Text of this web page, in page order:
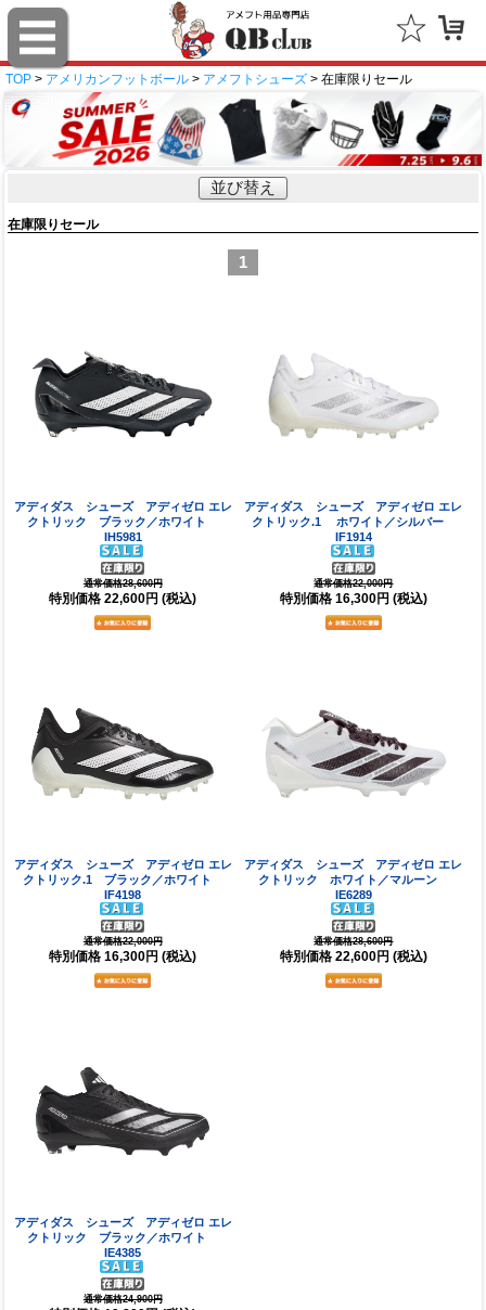
TOP > アメリカンフットボール > アメフトシューズ > 在庫限りセール
並び替え
在庫限りセール
1
アディダス シューズ アディゼロ エレ
クトリック ブラック／ホワイト
IH5981
通常価格28,600円
特別価格 22,600円 (税込)
アディダス シューズ アディゼロ エレ
クトリック.1 ホワイト／シルバー
IF1914
通常価格22,000円
特別価格 16,300円 (税込)
アディダス シューズ アディゼロ エレ
クトリック.1 ブラック／ホワイト
IF4198
通常価格22,000円
特別価格 16,300円 (税込)
アディダス シューズ アディゼロ エレ
クトリック ホワイト／マルーン
IE6289
通常価格28,600円
特別価格 22,600円 (税込)
アディダス シューズ アディゼロ エレ
クトリック ブラック／ホワイト
IE4385
通常価格24,900円